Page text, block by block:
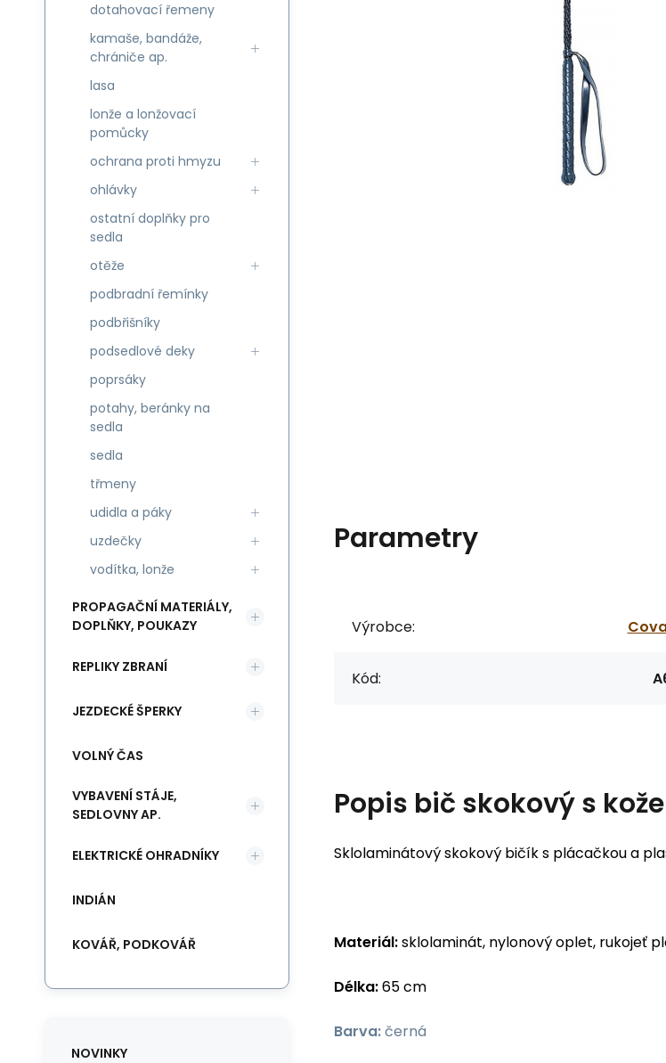
Parametry
Výrobce:
Kód:
Popis bič skokový s
Sklolaminátový skokový bičík s plácačkou a
Materiál:sklolaminát, nylonový oplet, rukojeť
Délka:65 cm
Barva:černá
dotahovací řemeny
kamaše, bandáže,
chrániče ap.
lasa
lonže a lonžovací
pomůcky
ochrana proti hmyzu
ohlávky
ostatní doplňky pro
sedla
otěže
podbradní řemínky
podbřišníky
podsedlové deky
poprsáky
potahy, beránky na
sedla
sedla
třmeny
udidla a páky
uzdečky
vodítka, lonže
PROPAGAČNÍ MATERIÁLY,
DOPLŇKY, POUKAZY
REPLIKY ZBRANÍ
JEZDECKÉ ŠPERKY
VOLNÝ ČAS
VYBAVENÍ STÁJE,
SEDLOVNY AP.
ELEKTRICKÉ OHRADNÍKY
INDIÁN
KOVÁŘ, PODKOVÁŘ
NOVINKY